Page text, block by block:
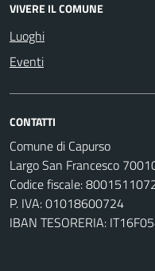
VIVERE IL COMUNE
Luoghi
Eventi
CONTATTI
Comune di Capurso
Largo San Francesco
Codice fiscale:
P. IVA: 01018600724
IBAN TESORERIA: